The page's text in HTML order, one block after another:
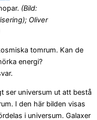
(Bild:
Oliver
tomrum. Kan de
energi?
ser universum ut att bestå
I den här bilden visas
i universum. Galaxer